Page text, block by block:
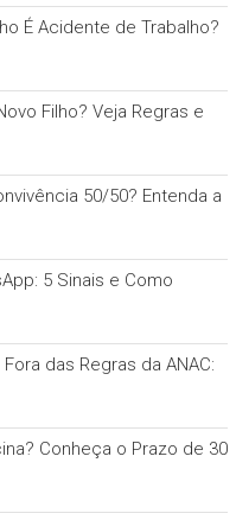
É Acidente de Trabalho?
Filho? Veja Regras e
50/50? Entenda a
5 Sinais e Como
das Regras da ANAC:
Conheça o Prazo de 30